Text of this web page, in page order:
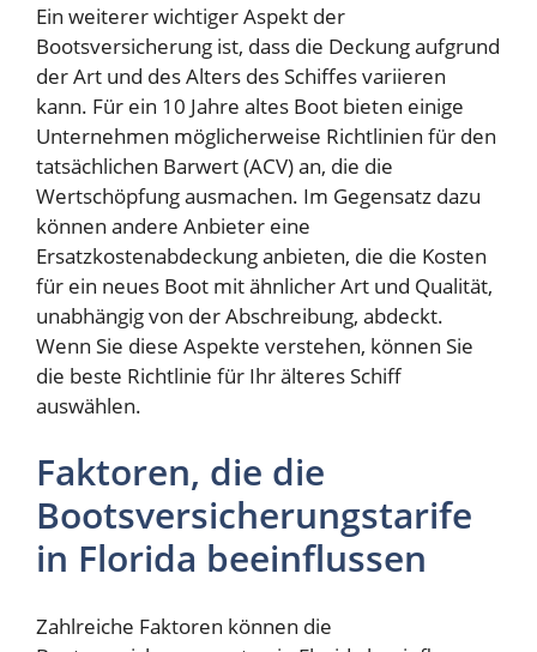
Ein weiterer wichtiger Aspekt der
Bootsversicherung ist, dass die Deckung aufgrund
der Art und des Alters des Schiffes variieren
kann. Für ein 10 Jahre altes Boot bieten einige
Unternehmen möglicherweise Richtlinien für den
tatsächlichen Barwert (ACV) an, die die
Wertschöpfung ausmachen. Im Gegensatz dazu
können andere Anbieter eine
Ersatzkostenabdeckung anbieten, die die Kosten
für ein neues Boot mit ähnlicher Art und Qualität,
unabhängig von der Abschreibung, abdeckt.
Wenn Sie diese Aspekte verstehen, können Sie
die beste Richtlinie für Ihr älteres Schiff
auswählen.
Faktoren, die die
Bootsversicherungstarife
in Florida beeinflussen
Zahlreiche Faktoren können die